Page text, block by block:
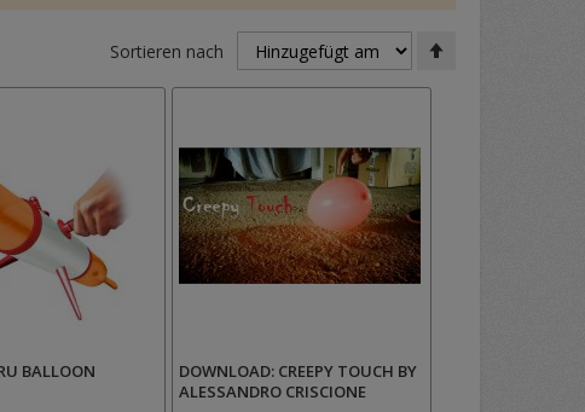
Sortieren nach
BALLOON
DOWNLOAD: CREEPY TOUCH BY
ALESSANDRO CRISCIONE